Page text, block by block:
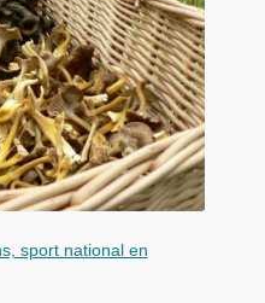
sport national en